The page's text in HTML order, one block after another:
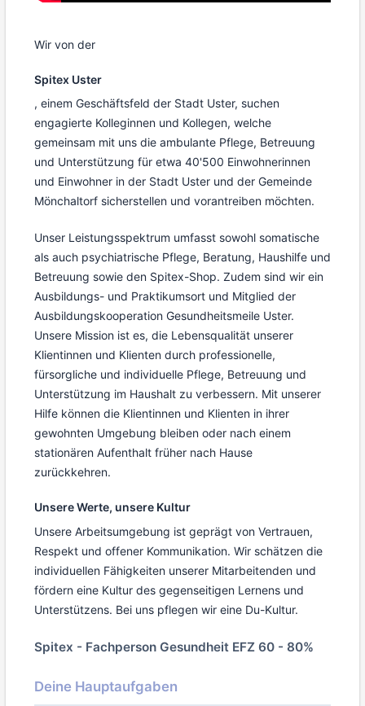
Wir von der
Spitex Uster
, einem Geschäftsfeld der Stadt Uster, suchen
engagierte Kolleginnen und Kollegen, welche
gemeinsam mit uns die ambulante Pflege, Betreuung
und Unterstützung für etwa 40'500 Einwohnerinnen
und Einwohner in der Stadt Uster und der Gemeinde
Mönchaltorf sicherstellen und vorantreiben möchten.
Unser Leistungsspektrum umfasst sowohl somatische
als auch psychiatrische Pflege, Beratung, Haushilfe und
Betreuung sowie den Spitex-Shop. Zudem sind wir ein
Ausbildungs- und Praktikumsort und Mitglied der
Ausbildungskooperation Gesundheitsmeile Uster.
Unsere Mission ist es, die Lebensqualität unserer
Klientinnen und Klienten durch professionelle,
fürsorgliche und individuelle Pflege, Betreuung und
Unterstützung im Haushalt zu verbessern. Mit unserer
Hilfe können die Klientinnen und Klienten in ihrer
gewohnten Umgebung bleiben oder nach einem
stationären Aufenthalt früher nach Hause
zurückkehren.
Unsere Werte, unsere Kultur
Unsere Arbeitsumgebung ist geprägt von Vertrauen,
Respekt und offener Kommunikation. Wir schätzen die
individuellen Fähigkeiten unserer Mitarbeitenden und
fördern eine Kultur des gegenseitigen Lernens und
Unterstützens. Bei uns pflegen wir eine Du-Kultur.
Spitex - Fachperson Gesundheit EFZ 60 - 80%
Deine Hauptaufgaben